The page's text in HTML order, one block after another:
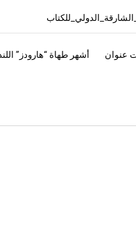
أشهر طهاة “هارودز”
عنوان